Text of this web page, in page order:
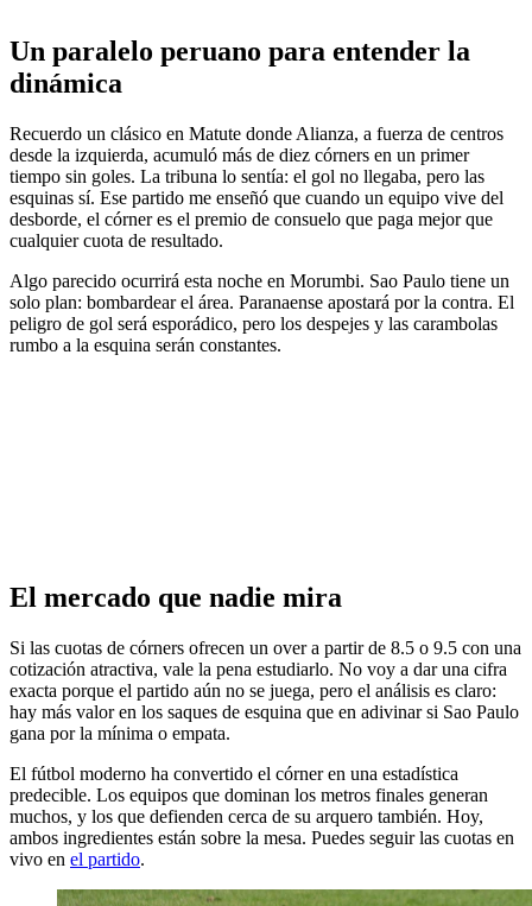
Un paralelo peruano para entender la
dinámica
Recuerdo un clásico en Matute donde Alianza, a fuerza de centros
desde la izquierda, acumuló más de diez córners en un primer
tiempo sin goles. La tribuna lo sentía: el gol no llegaba, pero las
esquinas sí. Ese partido me enseñó que cuando un equipo vive del
desborde, el córner es el premio de consuelo que paga mejor que
cualquier cuota de resultado.
Algo parecido ocurrirá esta noche en Morumbi. Sao Paulo tiene un
solo plan: bombardear el área. Paranaense apostará por la contra. El
peligro de gol será esporádico, pero los despejes y las carambolas
rumbo a la esquina serán constantes.
El mercado que nadie mira
Si las cuotas de córners ofrecen un over a partir de 8.5 o 9.5 con una
cotización atractiva, vale la pena estudiarlo. No voy a dar una cifra
exacta porque el partido aún no se juega, pero el análisis es claro:
hay más valor en los saques de esquina que en adivinar si Sao Paulo
gana por la mínima o empata.
El fútbol moderno ha convertido el córner en una estadística
predecible. Los equipos que dominan los metros finales generan
muchos, y los que defienden cerca de su arquero también. Hoy,
ambos ingredientes están sobre la mesa. Puedes seguir las cuotas en
vivo en el partido.